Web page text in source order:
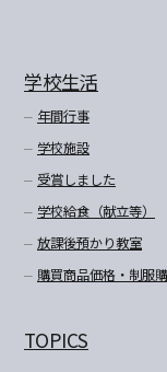
学校生活
年間行事
学校施設
受賞しました
学校給食（献立等）
放課後預かり教室
購買商品価格・制服
TOPICS